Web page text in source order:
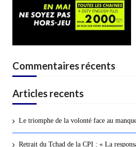
Commentaires récents
Articles recents
Le triomphe de la volonté face au
Retrait du Tchad de la CPI : « La